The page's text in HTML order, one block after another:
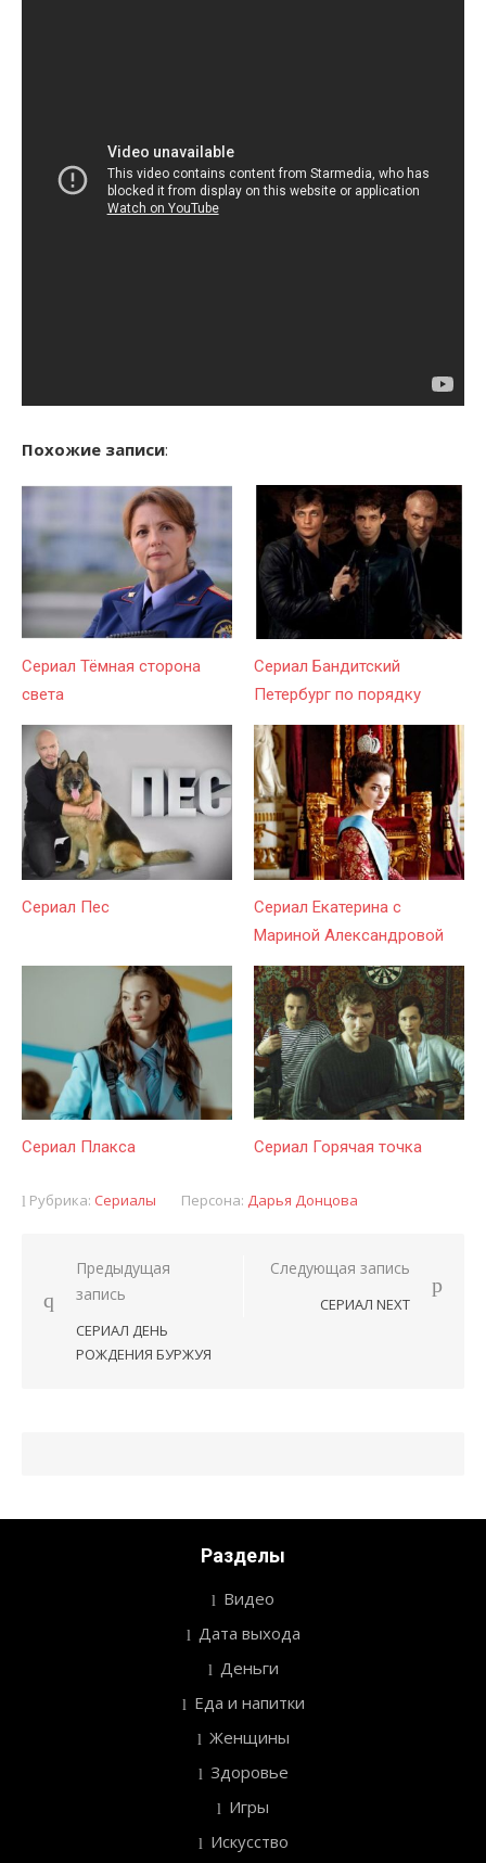
Похожие записи:
Сериал Тёмная сторона
света
Сериал Бандитский
Петербург по порядку
Сериал Пес
Сериал Екатерина с
Мариной Александровой
Сериал Плакса Сериал Горячая точка
Рубрика: Сериалы Персона: Дарья Донцова
Навигация
записям
Предыдущая
запись
СЕРИАЛ ДЕНЬ
РОЖДЕНИЯ БУРЖУЯ
Следующая запись
СЕРИАЛ NEXT
Разделы
Видео
Дата выхода
Деньги
Еда и напитки
Женщины
Здоровье
Игры
Искусство